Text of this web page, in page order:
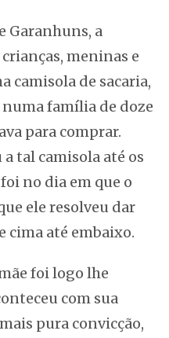
Garanhuns, a
meninas e
camisola de sacaria,
família de doze
para comprar.
tal camisola até os
no dia em que o
ele resolveu dar
cima até embaixo.
foi logo lhe
com sua
pura convicção,